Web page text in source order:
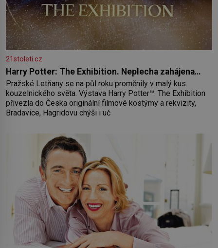
21stoleti.cz
Harry Potter: The Exhibition. Neplecha zahájena…
Pražské Letňany se na půl roku proměnily v malý kus
kouzelnického světa. Výstava Harry Potter™: The Exhibition
přivezla do Česka originální filmové kostýmy a rekvizity,
Bradavice, Hagridovu chýši i uč